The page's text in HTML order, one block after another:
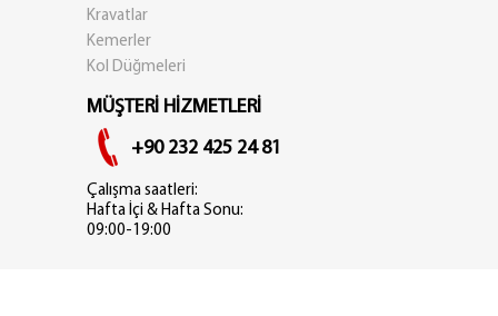
Kravatlar
Kemerler
Kol Düğmeleri
MÜŞTERİ HİZMETLERİ
+90 232 425 24 81
Çalışma saatleri:
Hafta İçi & Hafta Sonu:
09:00-19:00